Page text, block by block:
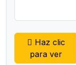
Haz clic
para ver